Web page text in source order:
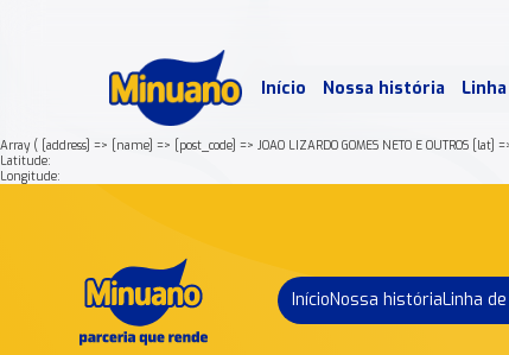
Início Nossa história
Array ( [address] => [name] => [post_code] => JOAO LIZARDO GOMES NETO E OUTROS
Latitude:
Longitude:
InícioNossa históriaLinha